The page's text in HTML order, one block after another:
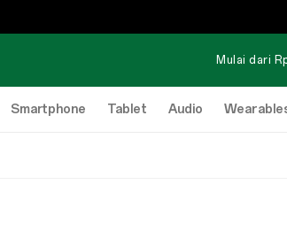
Mulai dari
Smartphone Tablet Audio